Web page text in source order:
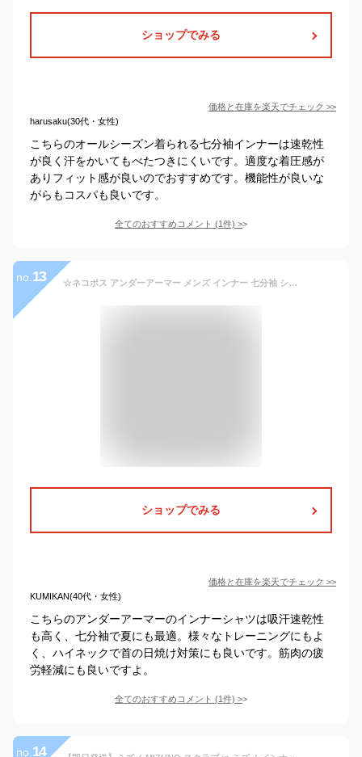
ショップでみる
価格と在庫を楽天でチェック >>
harusaku(30代・女性)
こちらのオールシーズン着られる七分袖インナーは速乾性
が良く汗をかいてもべたつきにくいです。適度な着圧感が
ありフィット感が良いのでおすすめです。機能性が良いな
がらもコスパも良いです。
全てのおすすめコメント (1件) >
no. 13 ☆ネコポス アンダーアーマー メンズ インナー 七分袖 シャツ ハイネック UA ヒートギア アーマー コンプレッション 3/4モックネック 野球 吸汗速乾 トレーニング UNDER ARMOUR 1358644 あす楽 対応可
ショップでみる
価格と在庫を楽天でチェック >>
KUMIKAN(40代・女性)
こちらのアンダーアーマーのインナーシャツは吸汗速乾性
も高く、七分袖で夏にも最適。様々なトレーニングにもよ
く、ハイネックで首の日焼け対策にも良いです。筋肉の疲
労軽減にも良いですよ。
全てのおすすめコメント (1件) >
no. 14